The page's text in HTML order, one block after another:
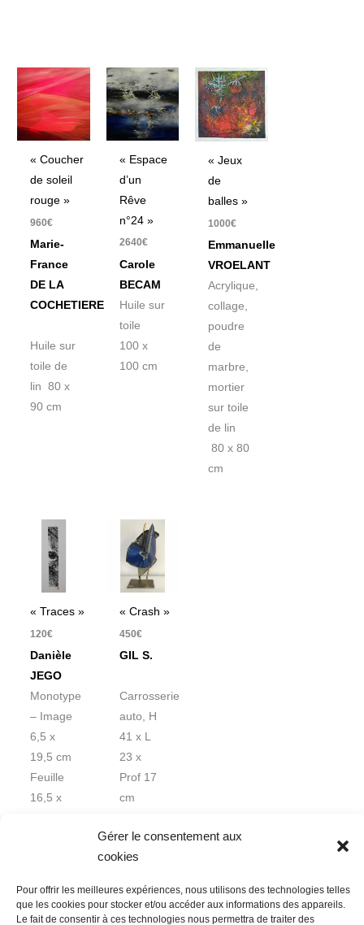
Gérer le consentement aux
cookies
Pour offrir les meilleures expériences, nous utilisons des technologies telles
que les cookies pour stocker et/ou accéder aux informations des appareils.
Le fait de consentir à ces technologies nous permettra de traiter des
« Coucher
de soleil
rouge »
960€
Marie-
France
DE LA
COCHETIERE
Huile sur
toile de
lin 80 x
90 cm
« Espace
d’un
Rêve
n°24 »
2640€
Carole
BECAM
Huile sur
toile
100 x
100 cm
« Jeux
de
balles »
1000€
Emmanuelle
VROELANT
Acrylique,
collage,
poudre
de
marbre,
mortier
sur toile
de lin
80 x 80
cm
« Traces »
120€
Danièle
JEGO
Monotype
– Image
6,5 x
19,5 cm
Feuille
16,5 x
« Crash »
450€
GIL S.
Carrosserie
auto, H
41 x L
23 x
Prof 17
cm